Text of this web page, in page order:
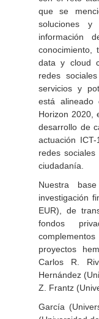
que se
soluciones y
información
conocimiento,
data y cloud
redes
servicios y
está alineado
Horizon 2020,
desarrollo de
actuación
redes
ciudadanía.
Nuestra
investigación
EUR), de
fondos
proyectos
Carlos R.
Hernández
Z. Frantz
García